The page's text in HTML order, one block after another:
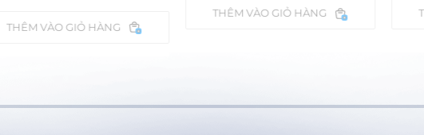
THÊM VÀO GIỎ HÀNG THÊM VÀO GIỎ HÀNG